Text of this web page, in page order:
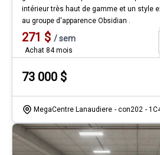
intérieur très haut de gamme et un style
au groupe d'apparence Obsidian .
271 $ /sem
Achat 84 mois
73 000 $
MegaCentre Lanaudiere - con202 -